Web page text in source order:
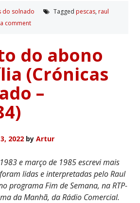
do solnado Tagged pescas, raul
comment
do abono
(Crónicas
–
2022 by Artur
e março de 1985 escrevi mais
lidas e interpretadas pelo Raul
programa Fim de Semana, na RTP-
da Manhã, da Rádio Comercial.